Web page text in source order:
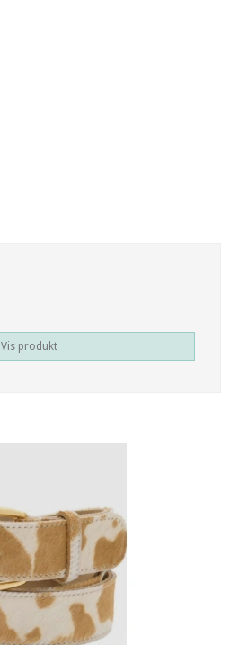
Vis produkt